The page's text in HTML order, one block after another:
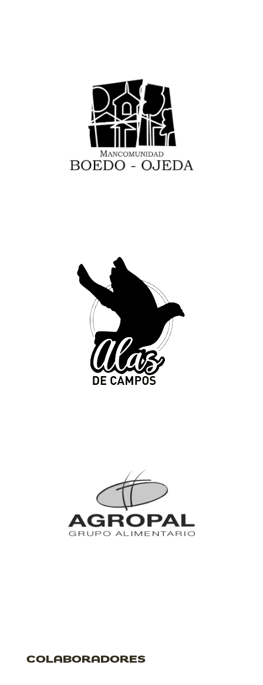
COLABORADORES